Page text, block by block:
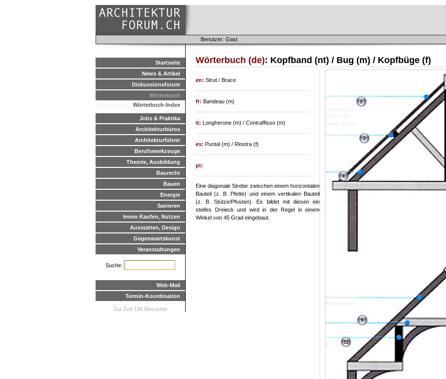
Benutzer: Gast
Startseite
News & Artikel
Diskussionsforum
Wörterbuch
Wörterbuch-Index
Jobs & Praktika
Architekturbüros
Architekturführer
Berufswerkzeuge
Theorie, Ausbildung
Baurecht
Bauen
Energie
Sanieren
Immo Kaufen, Nutzen
Ausstatten, Design
Gegenwartskunst
Veranstaltungen
Suche:
Web-Mail
Termin-Koordination
Zur Zeit 156 Besucher
Wörterbuch (de): Kopfband (nt) / Bug (m) / Kopfbüge (f)
2
3
4
9
11
en: Strut / Brace
fr: Bandeau (m)
it: Longherone (m) / Contraffisso (m)
es: Puntal (m) / Riostra (f)
pt:
Eine diagonale Strebe zwischen einem horizontalen
Bauteil (z. B. Pfette) und einem vertikalen Bauteil
(z. B. Stütze/Pfosten). Es bildet mit diesen ein
steifes Dreieck und wird in der Regel in einem
Winkel von 45 Grad eingebaut.